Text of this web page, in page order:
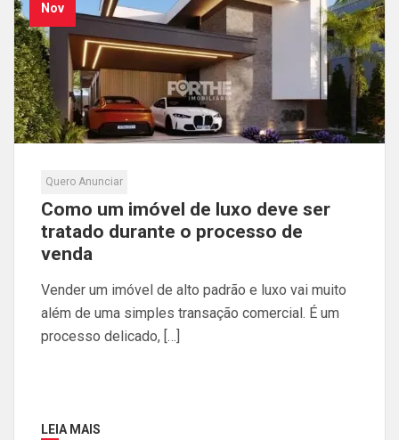
Nov
Quero Anunciar
Como um imóvel de luxo deve ser
tratado durante o processo de
venda
Vender um imóvel de alto padrão e luxo vai muito
além de uma simples transação comercial. É um
processo delicado, […]
LEIA MAIS